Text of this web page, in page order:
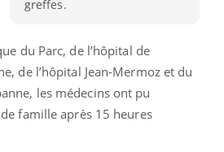
greffes.
du Parc, de l’hôpital de
de l’hôpital Jean-Mermoz et du
les médecins ont pu
famille après 15 heures